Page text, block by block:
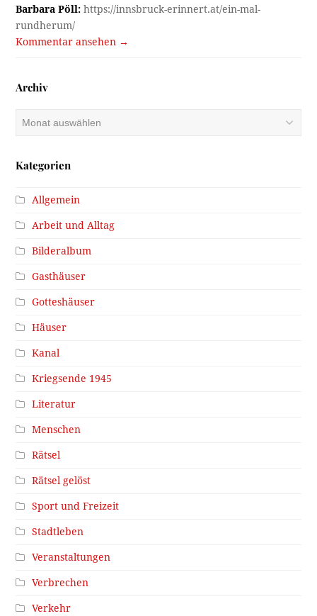
Barbara Pöll: https://innsbruck-erinnert.at/ein-mal-
rundherum/
Kommentar ansehen →
Archiv
Kategorien
Allgemein
Arbeit und Alltag
Bilderalbum
Gasthäuser
Gotteshäuser
Häuser
Kanal
Kriegsende 1945
Literatur
Menschen
Rätsel
Rätsel gelöst
Sport und Freizeit
Stadtleben
Veranstaltungen
Verbrechen
Verkehr